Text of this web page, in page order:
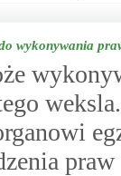
wykonywania
weksla.